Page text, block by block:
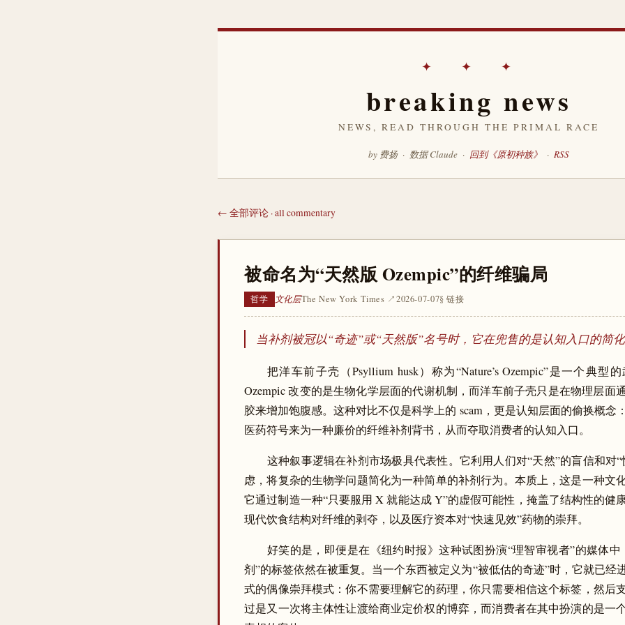
✦ ✦ ✦
breaking news
NEWS, READ THROUGH THE PRIMAL RACE
by 费扬 · 数据 Claude · 回到《原初种族》 · RSS
← 全部评论 · all commentary
被命名为“天然版 Ozempic”的纤维骗局
哲学 文化层The New York Times ↗2026-07-07§ 链接
当补剂被冠以“奇迹”或“天然版”名号时，它在兜售的是认知入口的简化
把洋车前子壳（Psyllium husk）称为“Nature’s Ozempic”是一个典型的
Ozempic 改变的是生物化学层面的代谢机制，而洋车前子壳只是在物理层面
胶来增加饱腹感。这种对比不仅是科学上的 scam，更是认知层面的偷换概念
医药符号来为一种廉价的纤维补剂背书，从而夺取消费者的认知入口。
这种叙事逻辑在补剂市场极具代表性。它利用人们对“天然”的盲信和对
虑，将复杂的生物学问题简化为一种简单的补剂行为。本质上，这是一种文
它通过制造一种“只要服用 X 就能达成 Y”的虚假可能性，掩盖了结构性的
现代饮食结构对纤维的剥夺，以及医疗资本对“快速见效”药物的崇拜。
好笑的是，即便是在《纽约时报》这种试图扮演“理智审视者”的媒体中
剂”的标签依然在被重复。当一个东西被定义为“被低估的奇迹”时，它就已经
式的偶像崇拜模式：你不需要理解它的药理，你只需要相信这个标签，然后
过是又一次将主体性让渡给商业定价权的博弈，而消费者在其中扮演的是一